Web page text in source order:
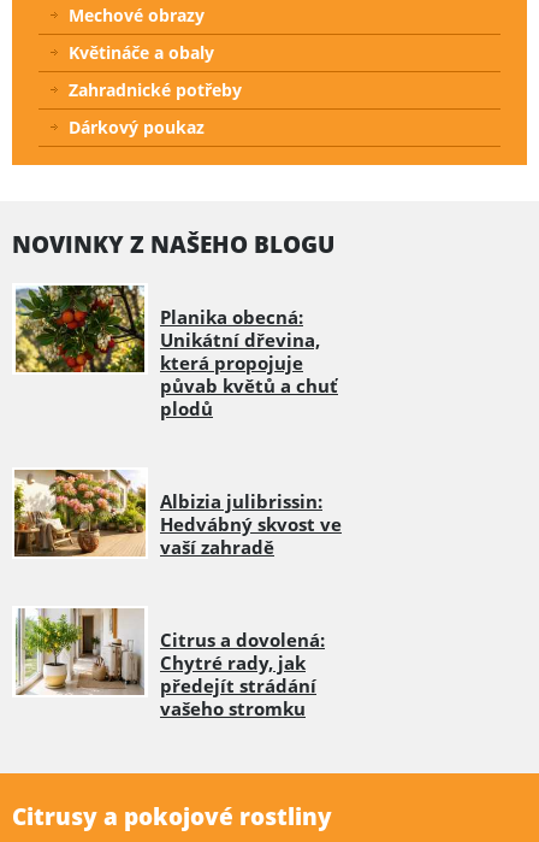
Mechové obrazy
Květináče a obaly
Zahradnické potřeby
Dárkový poukaz
NOVINKY Z NAŠEHO BLOGU
Planika obecná:
Unikátní dřevina,
která propojuje
půvab květů a chuť
plodů
Albizia julibrissin:
Hedvábný skvost ve
vaší zahradě
Citrus a dovolená:
Chytré rady, jak
předejít strádání
vašeho stromku
Citrusy a pokojové rostliny